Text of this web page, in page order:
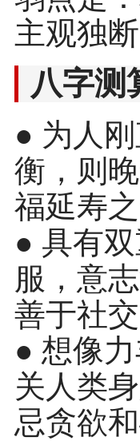
主观独断
八字测
● 为人
衡，则
福延寿之
● 具有
服，意
善于社
● 想像
关人类
忌贪欲和